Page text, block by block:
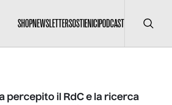
SHOPNEWSLETTERSOSTIENICIPODCAST Cerca
percepito il RdC e la ricerca